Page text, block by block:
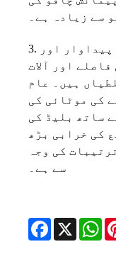
سے زیادہ ہے۔
3. ٹیپ رکاوٹ کے سامان کی پیداوار اور
اور آلات
ہیں۔ عام
کی موٹائی کی
چاقو کے ساتھ بلیڈ کی
کی خرابی بڑھ
کی وجہ
سے ہے۔
Facebook
X